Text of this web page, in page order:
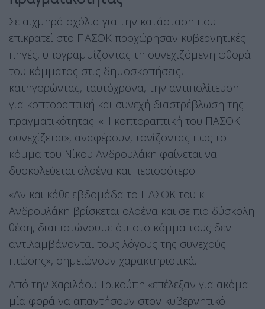
Σε αιχμηρά σχόλια για την κατάσταση που
επικρατεί στο ΠΑΣΟΚ προχώρησαν κυβερνητικές
πηγές, υπογραμμίζοντας τη συνεχιζόμενη φθορά
του κόμματος στις δημοσκοπήσεις,
κατηγορώντας, ταυτόχρονα, την αντιπολίτευση
για κοπτοραπτική και συνεχή διαστρέβλωση της
πραγματικότητας. «Η κοπτοραπτική του ΠΑΣΟΚ
συνεχίζεται», αναφέρουν, τονίζοντας πως το
κόμμα του Νίκου Ανδρουλάκη φαίνεται να
δυσκολεύεται ολοένα και περισσότερο.
«Αν και κάθε εβδομάδα το ΠΑΣΟΚ του κ.
Ανδρουλάκη βρίσκεται ολοένα και σε πιο δύσκολη
θέση, διαπιστώνουμε ότι στο κόμμα τους δεν
αντιλαμβάνονται τους λόγους της συνεχούς
πτώσης», σημειώνουν χαρακτηριστικά.
Από την Χαριλάου Τρικούπη «επέλεξαν για ακόμα
μία φορά να απαντήσουν στον κυβερνητικό